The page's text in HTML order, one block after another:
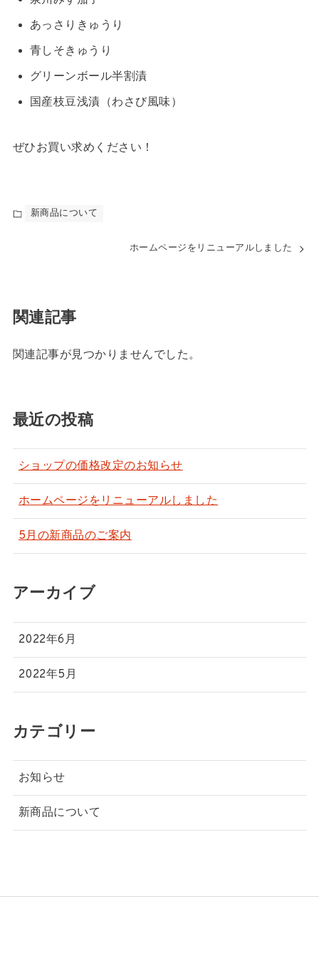
あっさりきゅうり
青しそきゅうり
グリーンボール半割漬
国産枝豆浅漬（わさび風味）
ぜひお買い求めください！
新商品について
ホームページをリニューアルしました
関連記事
関連記事が見つかりませんでした。
最近の投稿
ショップの価格改定のお知らせ
ホームページをリニューアルしました
5月の新商品のご案内
アーカイブ
2022年6月
2022年5月
カテゴリー
お知らせ
新商品について